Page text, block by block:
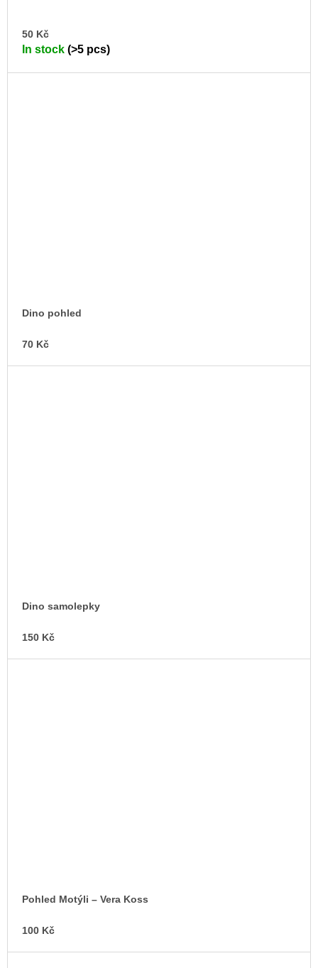
50 Kč
In stock (>5 pcs)
Dino pohled
70 Kč
Dino samolepky
150 Kč
Pohled Motýli –⁠ Vera Koss
100 Kč